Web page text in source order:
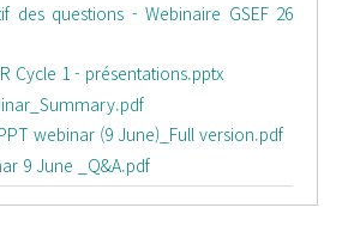
des questions - Webinaire GSEF 26
Cycle 1 - présentations.pptx
webinar (9 June)_Full version.pdf
9 June _Q&A.pdf